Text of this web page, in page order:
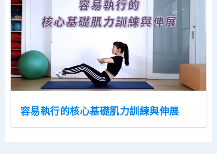
容易執行的核心基礎肌力訓練與伸展